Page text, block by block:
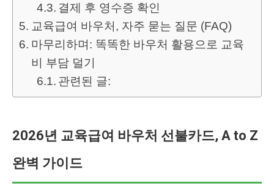
결제 후 영수증 확인
교육급여 바우처, 자주 묻는 질문 (FAQ)
마무리하며: 똑똑한 바우처 활용으로 교육
비 부담 덜기
관련된 글:
2026년 교육급여 바우처 선불카드, A to Z
완벽 가이드